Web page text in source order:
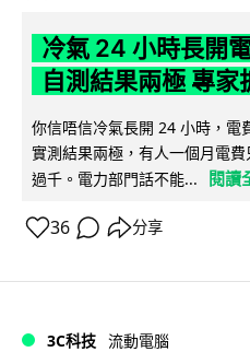
冷氣 24 小時長開
自測結果兩極 專家
你信唔信冷氣長開 24 小時，電
實測結果兩極，有人一個月電
過千。電力部門話不能...
閱讀
36 分享
3C科技 流動電腦